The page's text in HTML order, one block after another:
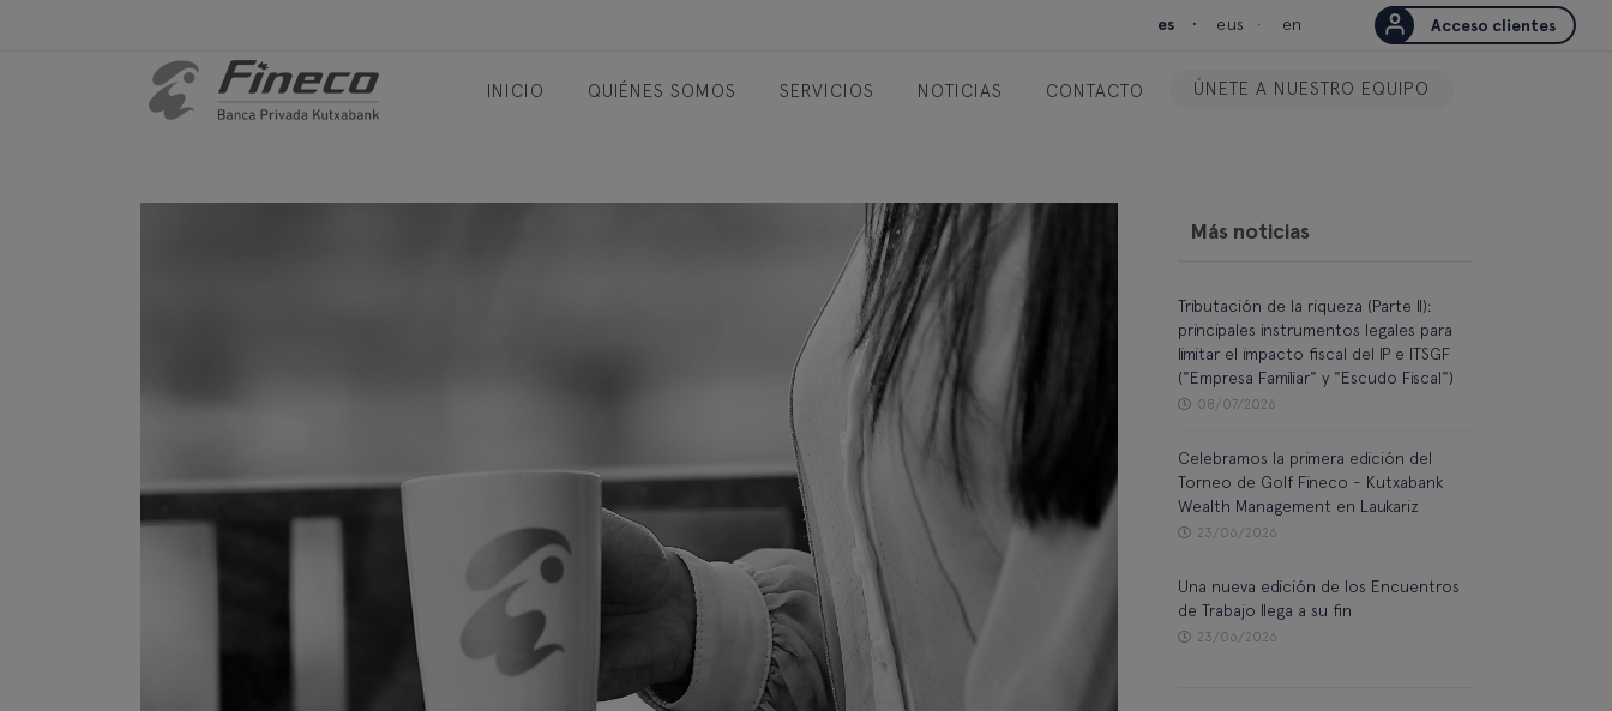
es eus en Acceso clientes
INICIO QUIÉNES SOMOS SERVICIOS NOTICIAS CONTACTO ÚNETE A NUESTRO EQUIPO
Más noticias
Tributación de la riqueza (Parte II):
principales instrumentos legales para
limitar el impacto fiscal del IP e ITSGF
("Empresa Familiar" y "Escudo Fiscal")
08/07/2026
Celebramos la primera edición del
Torneo de Golf Fineco - Kutxabank
Wealth Management en Laukariz
23/06/2026
Una nueva edición de los Encuentros
de Trabajo llega a su fin
23/06/2026